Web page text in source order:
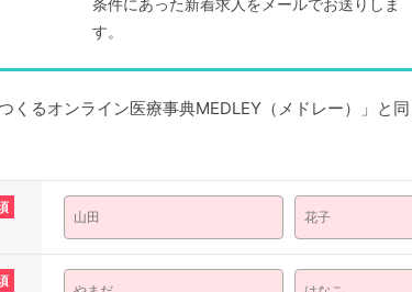
条件にあった新着求人をメールでお送りしま
す。
くるオンライン医療事典MEDLEY（メドレー）」と